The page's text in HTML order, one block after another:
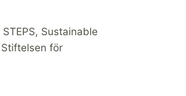
Sustainable
för